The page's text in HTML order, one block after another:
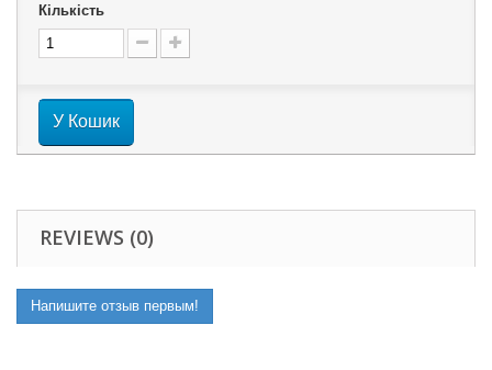
Кількість
У Кошик
REVIEWS (0)
Напишите отзыв первым!